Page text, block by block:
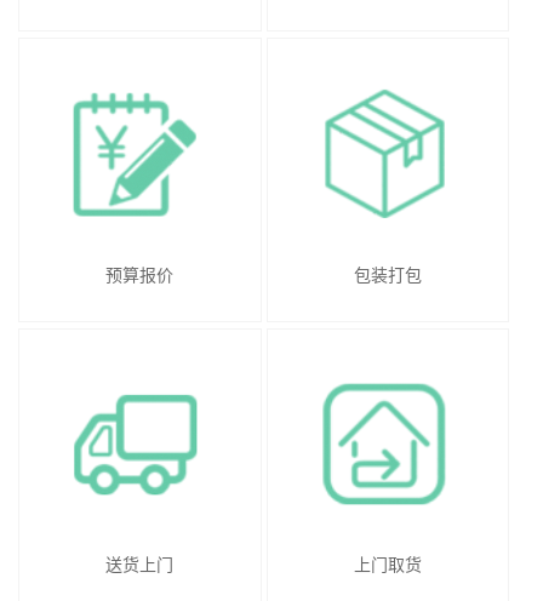
预算报价 包装打包
送货上门 上门取货